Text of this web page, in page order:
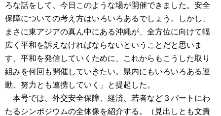
ろな話をして、今日このような場が開催できました。安全
保障についての考え方はいろいろあるでしょう。しかし、
まさに東アジアの真ん中にある沖縄が、全方位に向けて幅
広く平和を訴えなければならないということだと思いま
す。平和を発信していくために、これからもこうした取り
組みを何回も開催していきたい。県内にもいろいろある運
動、努力とも連携していく」と提起した。
本号では、外交安全保障、経済、若者など３パートにわ
たるシンポジウムの全体像を紹介する。（見出しとも文責